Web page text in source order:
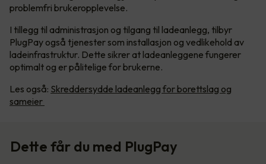
problemfri brukeropplevelse.
I tillegg til administrasjon og tilgang til ladeanlegg, tilbyr
PlugPay også tjenester som installasjon og vedlikehold av
ladeinfrastruktur. Dette sikrer at ladeanleggene fungerer
optimalt og er pålitelige for brukerne.
Les også: Skreddersydde ladeanlegg for borettslag og
sameier
Dette får du med PlugPay